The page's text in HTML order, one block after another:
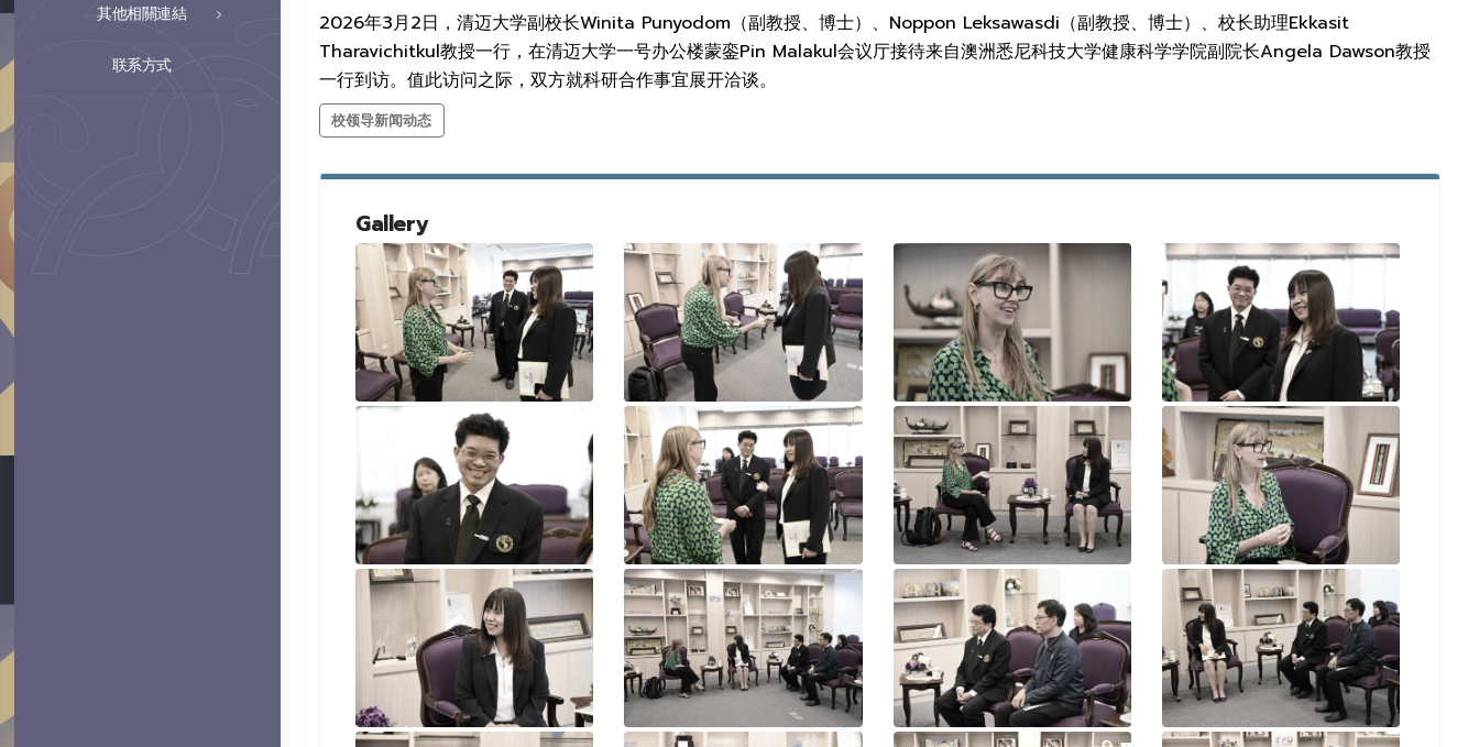
其他相關連結
联系方式
2026年3月2日，清迈大学副校长Winita Punyodom（副教授、博士）、Noppon Leksawasdi（副教授、博士）、校长助理Ekkasit
Tharavichitkul教授一行，在清迈大学一号办公楼蒙銮Pin Malakul会议厅接待来自澳洲悉尼科技大学健康科学学院副院长Angela Dawson教授
一行到访。值此访问之际，双方就科研合作事宜展开洽谈。
校领导新闻动态
Gallery